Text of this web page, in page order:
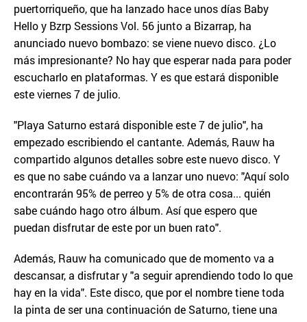
puertorriqueño, que ha lanzado hace unos días Baby
Hello y Bzrp Sessions Vol. 56 junto a Bizarrap, ha
anunciado nuevo bombazo: se viene nuevo disco. ¿Lo
más impresionante? No hay que esperar nada para poder
escucharlo en plataformas. Y es que estará disponible
este viernes 7 de julio.
"Playa Saturno estará disponible este 7 de julio", ha
empezado escribiendo el cantante. Además, Rauw ha
compartido algunos detalles sobre este nuevo disco. Y
es que no sabe cuándo va a lanzar uno nuevo: "Aquí solo
encontrarán 95% de perreo y 5% de otra cosa... quién
sabe cuándo hago otro álbum. Así que espero que
puedan disfrutar de este por un buen rato".
Además, Rauw ha comunicado que de momento va a
descansar, a disfrutar y "a seguir aprendiendo todo lo que
hay en la vida". Este disco, que por el nombre tiene toda
la pinta de ser una continuación de Saturno, tiene una